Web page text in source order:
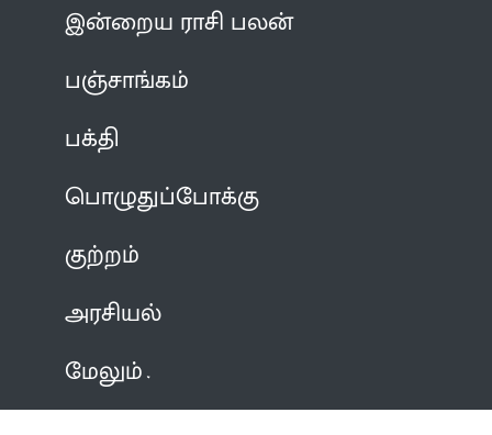
இன்றைய ராசி பலன்
பஞ்சாங்கம்
பக்தி
பொழுதுப்போக்கு
குற்றம்
அரசியல்
மேலும்